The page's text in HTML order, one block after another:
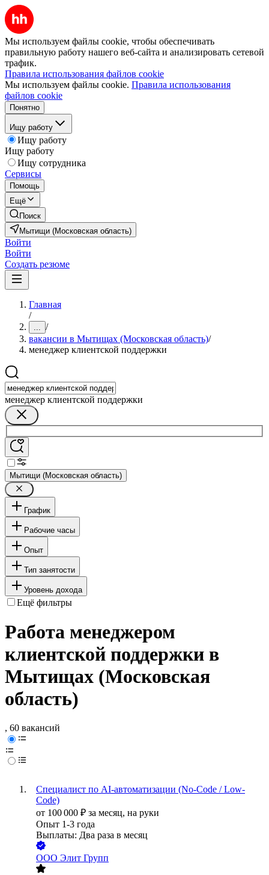
Мы используем файлы cookie, чтобы обеспечивать
правильную работу нашего веб-сайта и анализировать сетевой
трафик.
Правила использования файлов cookie
Мы используем файлы cookie. Правила использования
файлов cookie
Понятно
Ищу работу
Ищу работу
Ищу работу
Ищу сотрудника
Сервисы
Помощь
Ещё
Поиск
Мытищи (Московская область)
Войти
Войти
Создать резюме
Главная
/
... /
вакансии в Мытищах (Московская область)/
менеджер клиентской поддержки
менеджер клиентской поддержки
Мытищи (Московская область)
График
Рабочие часы
Опыт
Тип занятости
Уровень дохода
Ещё фильтры
Работа менеджером
клиентской поддержки в
Мытищах (Московская
область)
, 60 вакансий
Специалист по AI-автоматизации (No-Code / Low-
Code)
от 100 000 ₽ за месяц, на руки
Опыт 1-3 года
Выплаты: Два раза в месяц
ООО Элит Групп